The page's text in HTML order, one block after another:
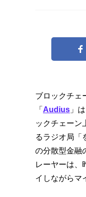
ブロックチェ
「 Audius 」
ックチェーン
るラジオ局「
の分散型金融
レーヤーは、
イしながらマ